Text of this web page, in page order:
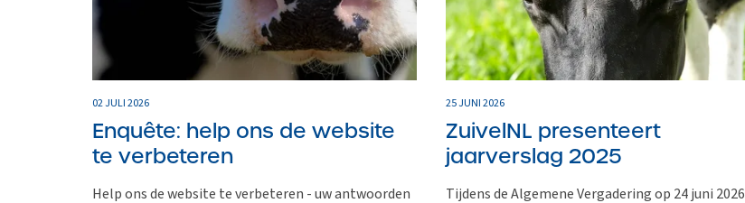
02 JULI 2026
Enquête: help ons de website
te verbeteren
Help ons de website te verbeteren - uw antwoorden
25 JUNI 2026
ZuivelNL presenteert
jaarverslag 2025
Tijdens de Algemene Vergadering op 24 juni 2026